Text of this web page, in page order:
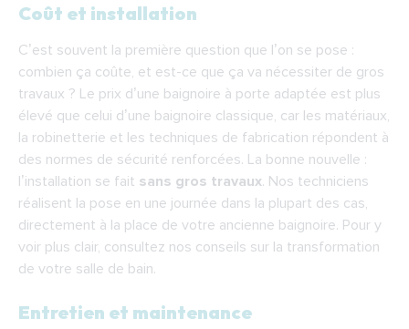
Coût et installation
C’est souvent la première question que l’on se pose :
combien ça coûte, et est-ce que ça va nécessiter de gros
travaux ? Le prix d’une baignoire à porte adaptée est plus
élevé que celui d’une baignoire classique, car les matériaux,
la robinetterie et les techniques de fabrication répondent à
des normes de sécurité renforcées. La bonne nouvelle :
l’installation se fait sans gros travaux. Nos techniciens
réalisent la pose en une journée dans la plupart des cas,
directement à la place de votre ancienne baignoire. Pour y
voir plus clair, consultez nos conseils sur la transformation
de votre salle de bain.
Entretien et maintenance